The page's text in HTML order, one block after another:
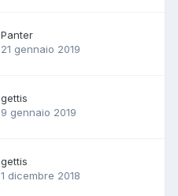
Panter
21 gennaio 2019
gettis
9 gennaio 2019
gettis
1 dicembre 2018